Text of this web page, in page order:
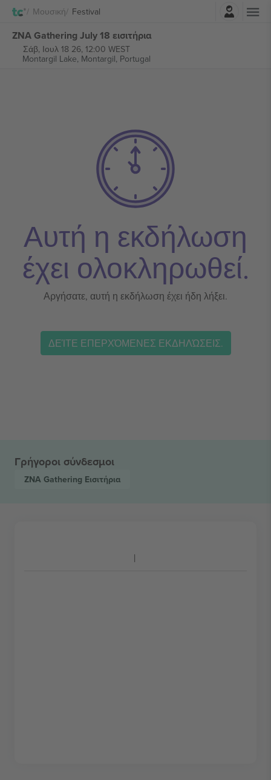
Μουσική Festival
ZNA Gathering July 18 εισιτήρια
Σάβ, Ιουλ 18 26, 12:00 WEST
Montargil Lake, Montargil, Portugal
Αυτή η εκδήλωση
έχει ολοκληρωθεί.
Αργήσατε, αυτή η εκδήλωση έχει ήδη λήξει.
ΔΕΊΤΕ ΕΠΕΡΧΌΜΕΝΕΣ ΕΚΔΗΛΏΣΕΙΣ.
Γρήγοροι σύνδεσμοι
ZNA Gathering Εισιτήρια